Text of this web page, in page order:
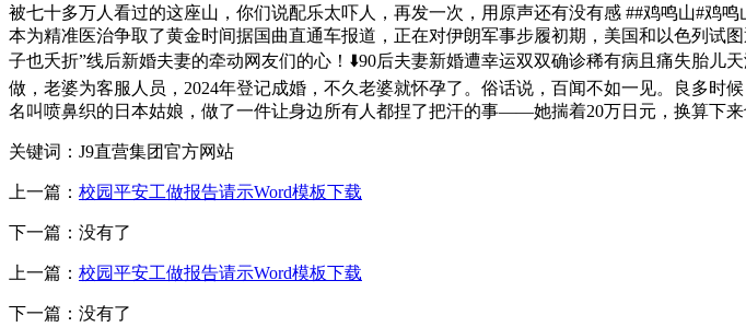
被七十多万人看过的这座山，你们说配乐太吓人，再发一次，用原声还有没有感 ##鸡鸣山#鸡
本为精准医治争取了黄金时间据国曲直通车报道，正在对伊朗军事步履初期，美国和以色列试
子也夭折”线后新婚夫妻的牵动网友们的心！⬇️90后夫妻新婚遭幸运双双确诊稀有病且痛失胎
做，老婆为客服人员，2024年登记成婚，不久老婆就怀孕了。俗话说，百闻不如一见。良多
名叫喷鼻织的日本姑娘，做了一件让身边所有人都捏了把汗的事——她揣着20万日元，换算下
关键词：J9直营集团官方网站
上一篇： 校园平安工做报告请示Word模板下载
下一篇：没有了
上一篇： 校园平安工做报告请示Word模板下载
下一篇：没有了